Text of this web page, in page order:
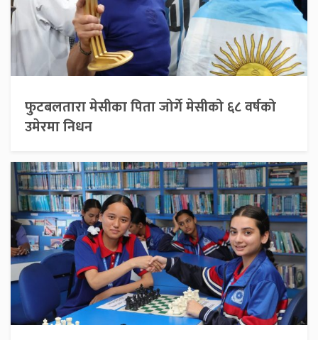
फुटबलतारा मेसीका पिता जोर्गे मेसीको ६८ वर्षको
उमेरमा निधन